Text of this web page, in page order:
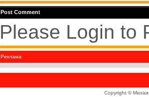
Post Comment
Please Login to
Реклама
Copyright ©